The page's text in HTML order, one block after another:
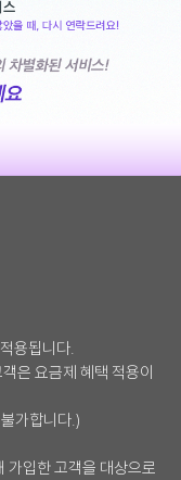
용됩니다.
은 요금제 혜택 적용이
가합니다.)
가입한 고객을 대상으로